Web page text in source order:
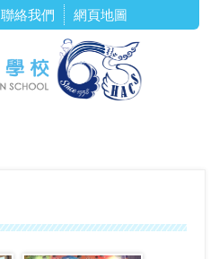
聯絡我們 網頁地圖